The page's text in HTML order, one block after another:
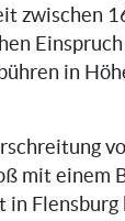
zwischen
in
mit einem
in